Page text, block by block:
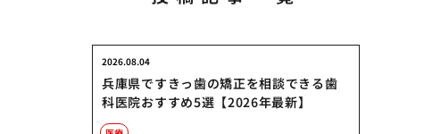
兵庫県ですきっ歯の矯正を相談できる歯
科医院おすすめ5選【2026年最新】
2026.08.04